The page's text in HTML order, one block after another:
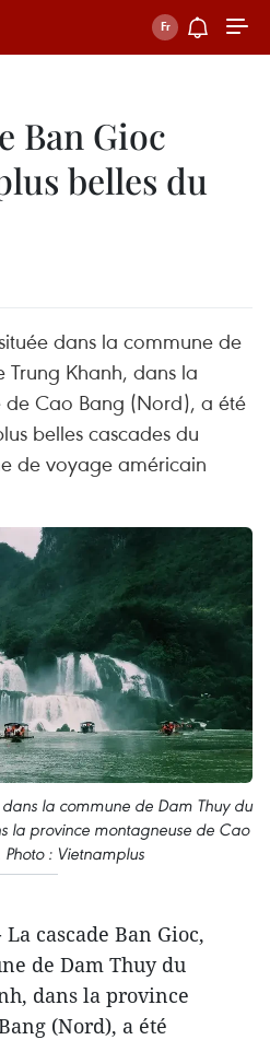
Ban Gioc
belles du
dans la commune de
Trung Khanh, dans la
Cao Bang (Nord), a été
belles cascades du
de voyage américain
la commune de Dam Thuy du
la province montagneuse de Cao
: Vietnamplus
cascade Ban Gioc,
de Dam Thuy du
dans la province
(Nord), a été